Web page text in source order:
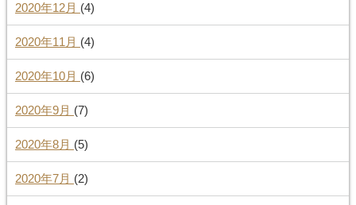
2020年12月 (4)
2020年11月 (4)
2020年10月 (6)
2020年9月 (7)
2020年8月 (5)
2020年7月 (2)